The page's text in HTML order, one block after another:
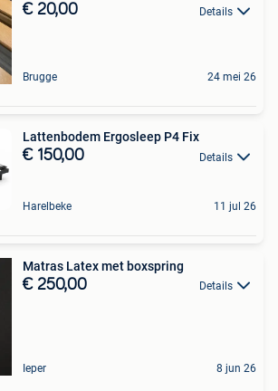
€ 20,00 Details
Brugge 24 mei 26
Lattenbodem Ergosleep P4 Fix
€ 150,00 Details
Harelbeke 11 jul 26
Matras Latex met boxspring
€ 250,00 Details
Ieper 8 jun 26